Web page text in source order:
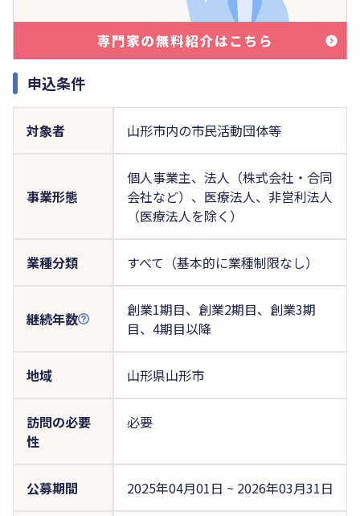
申込条件
対象者 山形市内の市民活動団体等
事業形態
個人事業主、法人（株式会社・合同
会社など）、医療法人、非営利法人
（医療法人を除く）
業種分類 すべて（基本的に業種制限なし）
継続年数
創業1期目、創業2期目、創業3期
目、4期目以降
地域 山形県山形市
訪問の必要
性
必要
公募期間 2025年04月01日 ~ 2026年03月31日